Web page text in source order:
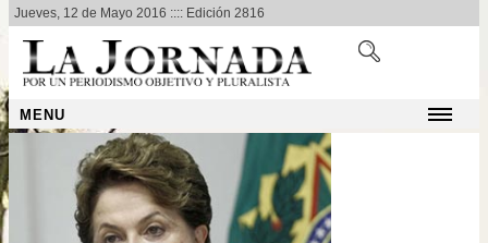
Jueves, 12 de Mayo 2016 :::: Edición 2816
MENU